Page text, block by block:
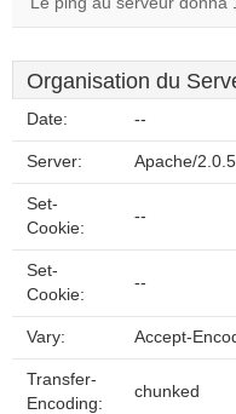
Organisation du
Date: --
Server: Apache/
Set-
Cookie:
--
Set-
Cookie:
--
Vary: Accept-
Transfer-
Encoding:
chunked